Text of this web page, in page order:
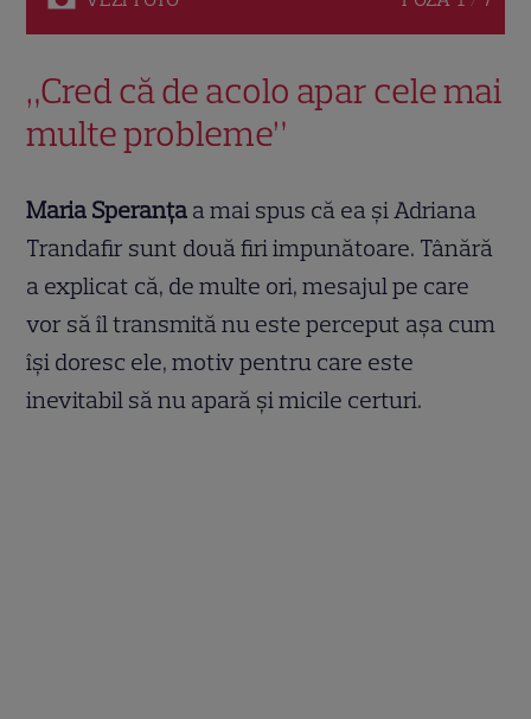
„Cred că de acolo apar cele mai
multe probleme”
Maria Speranța a mai spus că ea și Adriana
Trandafir sunt două firi impunătoare. Tânără
a explicat că, de multe ori, mesajul pe care
vor să îl transmită nu este perceput așa cum
își doresc ele, motiv pentru care este
inevitabil să nu apară și micile certuri.